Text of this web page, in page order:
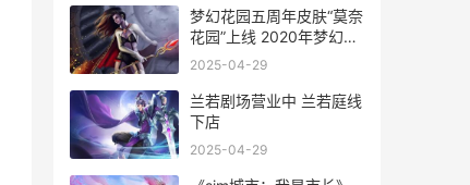
梦幻花园五周年皮肤“莫奈
花园”上线 2020年梦幻花
园
2025-04-29
兰若剧场营业中 兰若庭线
下店
2025-04-29